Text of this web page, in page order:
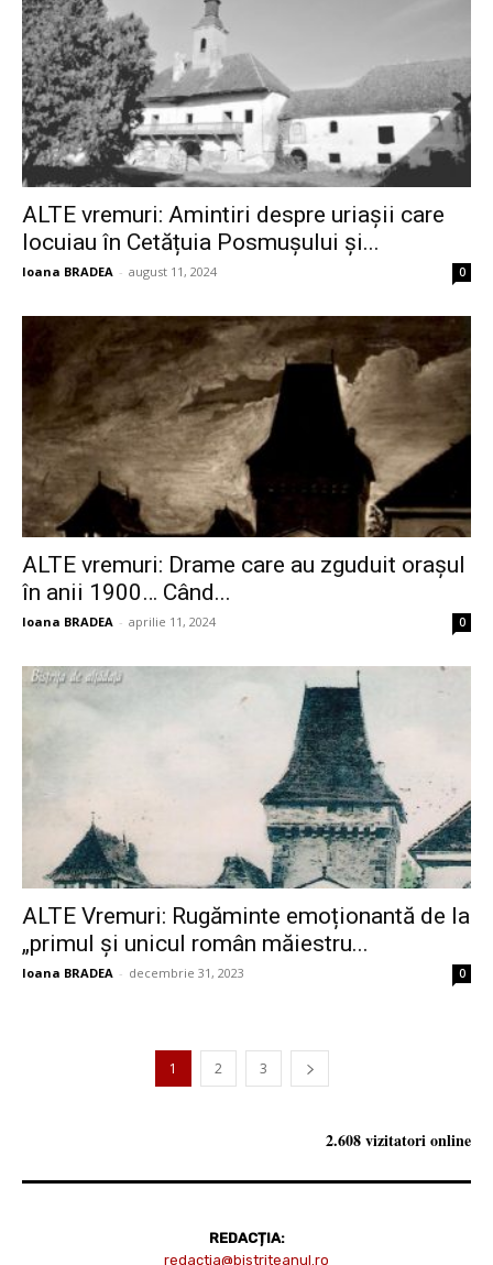
ALTE vremuri: Amintiri despre uriașii care
locuiau în Cetățuia Posmușului și...
Ioana BRADEA - august 11, 2024 0
ALTE vremuri: Drame care au zguduit orașul
în anii 1900… Când...
Ioana BRADEA - aprilie 11, 2024 0
ALTE Vremuri: Rugăminte emoționantă de la
„primul şi unicul român măiestru...
Ioana BRADEA - decembrie 31, 2023 0
1 2 3
2.608 vizitatori online
REDACȚIA:
redactia@bistriteanul.ro